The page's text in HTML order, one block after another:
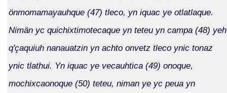
önmomamayauhque (47) tleco, yn iquac ye otlatlaque.
Nimän yc quichixtimotecaque yn teteu yn campa (48) yeh
q'çaquiuh nanauatzin yn achto onvetz tleco ynic tonaz
ynic tlathui. Yn iquac ye vecauhtica (49) onoque,
mochixcaonoque (50) teteu, niman ye yc peua yn